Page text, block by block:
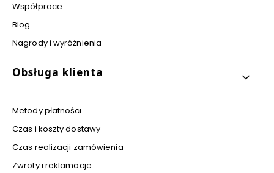
Współprace
Blog
Nagrody i wyróżnienia
Obsługa klienta
Metody płatności
Czas i koszty dostawy
Czas realizacji zamówienia
Zwroty i reklamacje